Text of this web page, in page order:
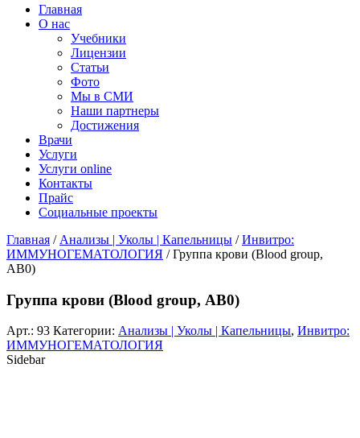
Главная
О нас
Учебники
Лицензии
Статьи
Фото
Мы в СМИ
Наши партнеры
Достижения
Врачи
Услуги
Услуги online
Контакты
Прайс
Социальные проекты
Главная / Анализы | Уколы | Капельницы /Инвитро:
ИММУНОГЕМАТОЛОГИЯ / Группа крови (Blood group,
АВ0)
Группа крови (Blood group, АВ0)
Арт.: 93 Категории: Анализы | Уколы | Капельницы, Инвитро:
ИММУНОГЕМАТОЛОГИЯ
Sidebar